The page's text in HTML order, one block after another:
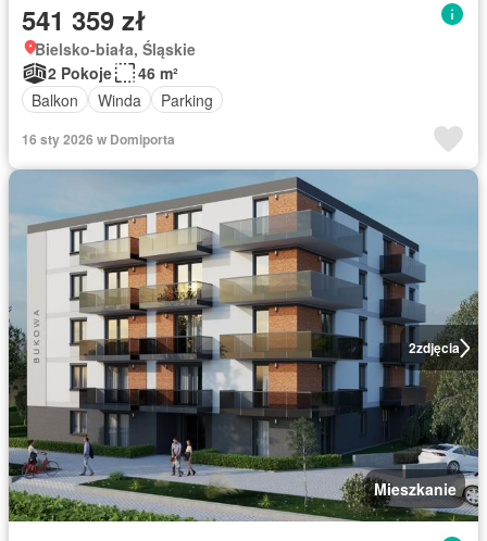
541 359 zł
Bielsko-biała, Śląskie
2 Pokoje
46 m²
Balkon
Winda Parking
16 sty 2026 w Domiporta
2zdjęcia
Mieszkanie